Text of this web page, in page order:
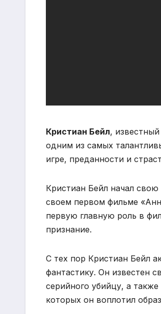
Кристиан Бейл,
одним из самых
игре, преданности и
Кристиан Бейл начал свою
своем первом фильме
первую главную роль в
признание.
С тех пор Кристиан Бейл
фантастику. Он известен
серийного убийцу, а
которых он воплотил